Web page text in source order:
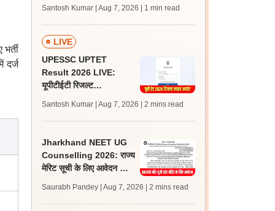
दर्ज
Santosh Kumar | Aug 7, 2026 | 1 min read
LIVE
UPESSC UPTET
Result 2026 LIVE:
यूपीटीईटी रिजल्ट
जल्द, जानें लेटेस्ट अपडेट,
पासिंग मार्क्स
Santosh Kumar | Aug 7, 2026 | 2 mins read
Jharkhand NEET UG
Counselling 2026: राज्य
मेरिट सूची के लिए आवेदन आज
Saurabh Pandey | Aug 7, 2026 | 2 mins read